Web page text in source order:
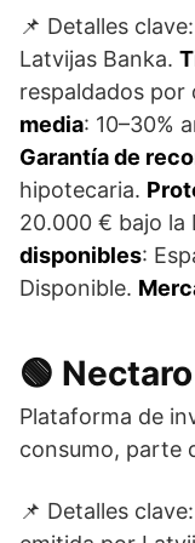
📌 Detalles clave:
Latvijas Banka.
respaldados por
media: 10–30%
Garantía de
hipotecaria.
20.000 € bajo la
disponibles:
Disponible.
🟢 Nectaro
Plataforma de
consumo, parte
📌 Detalles clave: